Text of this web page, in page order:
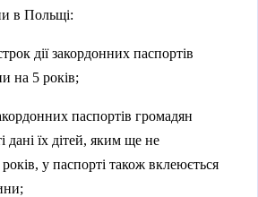
n
i
s
t
e
в Польщі:
дії закордонних паспортів
на 5 років;
паспортів громадян
дані їх дітей, яким ще не
у паспорті також вклеюється